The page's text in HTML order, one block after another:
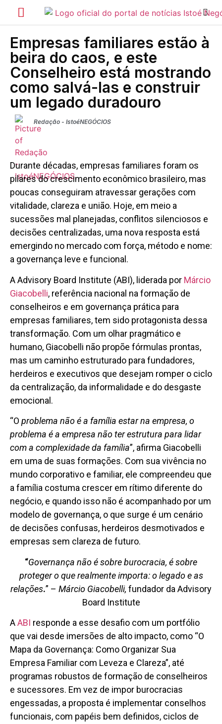
Empresas familiares estão à
beira do caos, e este
Conselheiro está mostrando
como salvá-las e construir
um legado duradouro
Redação - IstoéNEGÓCIOS
Durante décadas, empresas familiares foram os
pilares do crescimento econômico brasileiro, mas
poucas conseguiram atravessar gerações com
vitalidade, clareza e união. Hoje, em meio a
sucessões mal planejadas, conflitos silenciosos e
decisões centralizadas, uma nova resposta está
emergindo no mercado com força, método e nome:
a governança leve e funcional.
A Advisory Board Institute (ABI), liderada por Márcio
Giacobelli, referência nacional na formação de
conselheiros e em governança prática para
empresas familiares, tem sido protagonista dessa
transformação. Com um olhar pragmático e
humano, Giacobelli não propõe fórmulas prontas,
mas um caminho estruturado para fundadores,
herdeiros e executivos que desejam romper o ciclo
da centralização, da informalidade e do desgaste
emocional.
“O problema não é a família estar na empresa, o
problema é a empresa não ter estrutura para lidar
com a complexidade da família”, afirma Giacobelli
em uma de suas formações. Com sua vivência no
mundo corporativo e familiar, ele compreendeu que
a família costuma crescer em rítimo diferente do
negócio, e quando isso não é acompanhado por um
modelo de governança, o que surge é um cenário
de decisões confusas, herdeiros desmotivados e
empresas sem clareza de futuro.
“Governança não é sobre burocracia, é sobre
proteger o que realmente importa: o legado e as
relações.” – Márcio Giacobelli, fundador da Advisory
Board Institute
AABI responde a esse desafio com um portfólio
que vai desde imersões de alto impacto, como “O
Mapa da Governança: Como Organizar Sua
Empresa Familiar com Leveza e Clareza”, até
programas robustos de formação de conselheiros
e sucessores. Em vez de impor burocracias
engessadas, a proposta é implementar conselhos
funcionais, com papéis bem definidos, ciclos de